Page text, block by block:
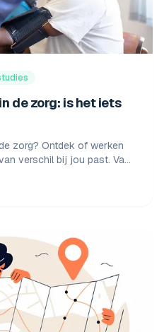
de zorg: is het iets
zorg? Ontdek of werken
verschil bij jou past. Van